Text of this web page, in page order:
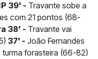
39' - Travante sobe a
com 21 pontos (68-
38' - Travante vai
37' - João Fernandes
forasteira (66-82)